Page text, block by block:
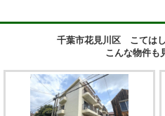
千葉市花見川区 こては
こんな物件も